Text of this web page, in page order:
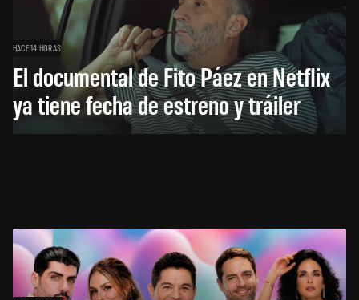
HACE 14 HORAS
El documental de Fito Páez en Netflix
ya tiene fecha de estreno y tráiler